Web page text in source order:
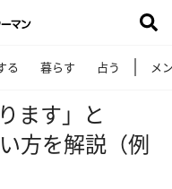
る 暮らす 占う メ
ます」と
方を解説（例